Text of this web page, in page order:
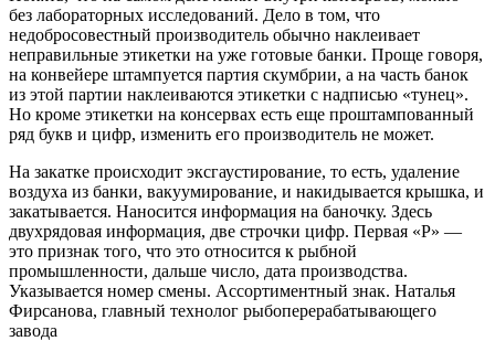
без лабораторных исследований. Дело в том, что
недобросовестный производитель обычно наклеивает
неправильные этикетки на уже готовые банки. Проще говоря,
на конвейере штампуется партия скумбрии, а на часть банок
из этой партии наклеиваются этикетки с надписью «тунец».
Но кроме этикетки на консервах есть еще проштампованный
ряд букв и цифр, изменить его производитель не может.
На закатке происходит эксгаустирование, то есть, удаление
воздуха из банки, вакуумирование, и накидывается крышка, и
закатывается. Наносится информация на баночку. Здесь
двухрядовая информация, две строчки цифр. Первая «Р» —
это признак того, что это относится к рыбной
промышленности, дальше число, дата производства.
Указывается номер смены. Ассортиментный знак. Наталья
Фирсанова, главный технолог рыбоперерабатывающего
завода